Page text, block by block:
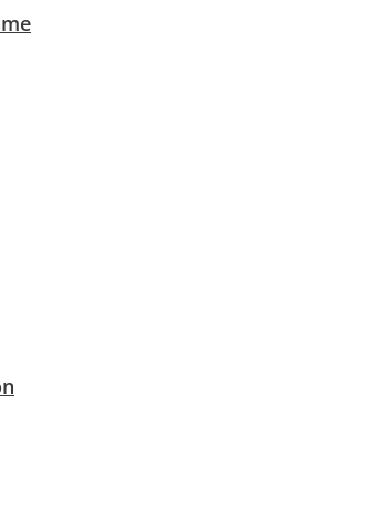
JPG, 11 MB